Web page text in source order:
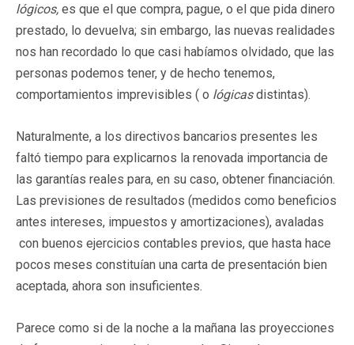
lógicos, es que el que compra, pague, o el que pida dinero
prestado, lo devuelva; sin embargo, las nuevas realidades
nos han recordado lo que casi habíamos olvidado, que las
personas podemos tener, y de hecho tenemos,
comportamientos imprevisibles ( o lógicasdistintas).
Naturalmente, a los directivos bancarios presentes les
faltó tiempo para explicarnos la renovada importancia de
las garantías reales para, en su caso, obtener financiación.
Las previsiones de resultados (medidos como beneficios
antes intereses, impuestos y amortizaciones), avaladas
con buenos ejercicios contables previos, que hasta hace
pocos meses constituían una carta de presentación bien
aceptada, ahora son insuficientes.
Parece como si de la noche a la mañana las proyecciones